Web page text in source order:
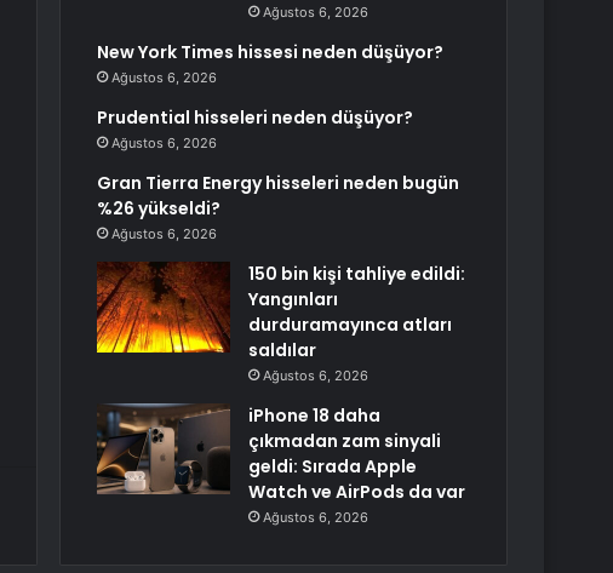
Ağustos 6, 2026
New York Times hissesi neden düşüyor?
Ağustos 6, 2026
Prudential hisseleri neden düşüyor?
Ağustos 6, 2026
Gran Tierra Energy hisseleri neden bugün
%26 yükseldi?
Ağustos 6, 2026
150 bin kişi tahliye edildi:
Yangınları
durduramayınca atları
saldılar
Ağustos 6, 2026
iPhone 18 daha
çıkmadan zam sinyali
geldi: Sırada Apple
Watch ve AirPods da var
Ağustos 6, 2026